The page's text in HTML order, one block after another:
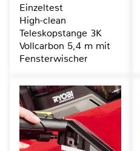
Einzeltest
High-clean
Teleskopstange 3K
Vollcarbon 5,4 m mit
Fensterwischer